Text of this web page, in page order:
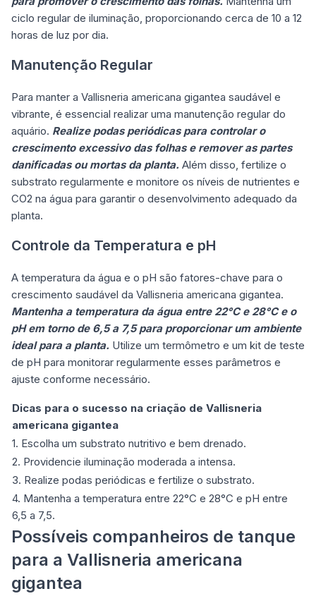
ciclo regular de iluminação, proporcionando cerca de 10 a 12
horas de luz por dia.
Manutenção Regular
Para manter a Vallisneria americana gigantea saudável e
vibrante, é essencial realizar uma manutenção regular do
aquário. Realize podas periódicas para controlar o
crescimento excessivo das folhas e remover as partes
danificadas ou mortas da planta. Além disso, fertilize o
substrato regularmente e monitore os níveis de nutrientes e
CO2 na água para garantir o desenvolvimento adequado da
planta.
Controle da Temperatura e pH
A temperatura da água e o pH são fatores-chave para o
crescimento saudável da Vallisneria americana gigantea.
Mantenha a temperatura da água entre 22°C e 28°C e o
pH em torno de 6,5 a 7,5 para proporcionar um ambiente
ideal para a planta. Utilize um termômetro e um kit de teste
de pH para monitorar regularmente esses parâmetros e
ajuste conforme necessário.
Dicas para o sucesso na criação de Vallisneria
americana gigantea
1. Escolha um substrato nutritivo e bem drenado.
2. Providencie iluminação moderada a intensa.
3. Realize podas periódicas e fertilize o substrato.
4. Mantenha a temperatura entre 22°C e 28°C e pH entre
6,5 a 7,5.
Possíveis companheiros de tanque
para a Vallisneria americana
gigantea